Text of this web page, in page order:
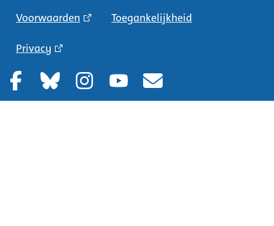
Voorwaarden Toegankelijkheid
Privacy